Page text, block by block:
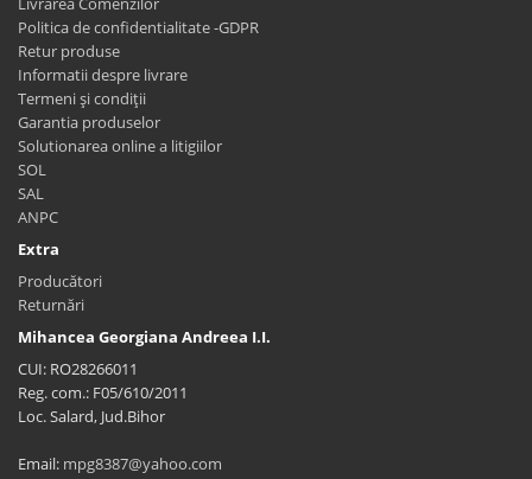
Politica de confidentialitate -GDPR
Retur produse
Informatii despre livrare
Termeni și condiții
Garantia produselor
Solutionarea online a litigiilor
SOL
SAL
ANPC
Extra
Producători
Returnări
Mihancea Georgiana Andreea I.I.
CUI: RO28266011
Reg. com.: F05/610/2011
Loc. Salard, Jud.Bihor
Email: mpg8387@yahoo.com